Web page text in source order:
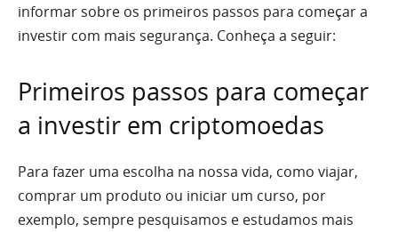
informar sobre os primeiros passos para começar a
investir com mais segurança. Conheça a seguir:
Primeiros passos para começar
a investir em criptomoedas
Para fazer uma escolha na nossa vida, como viajar,
comprar um produto ou iniciar um curso, por
exemplo, sempre pesquisamos e estudamos mais